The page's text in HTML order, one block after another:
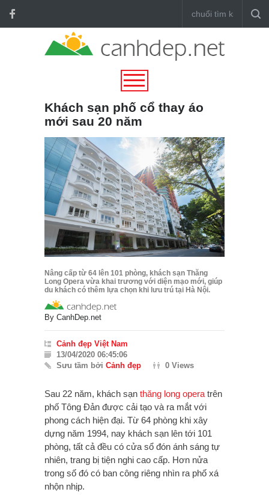
Khách sạn phố cổ thay áo
mới sau 20 năm
Nâng cấp từ 64 lên 101 phòng, khách sạn Thăng
Long Opera vừa khai trương với diện mạo mới, giúp
du khách có thêm lựa chọn khi lưu trú tại Hà Nội.
By CanhDep.net
Cảnh đẹp Việt Nam
13/04/2020 06:45:06
Sưu tầm bởi Cảnh đẹp 0 Views
Sau 22 năm, khách sạn thăng long opera trên
phố Tông Đản được cải tạo và ra mắt với
phong cách hiện đại. Từ 64 phòng khi xây
dựng năm 1994, nay khách sạn lên tới 101
phòng, tất cả đều có cửa sổ đón ánh sáng tự
nhiên, trang bị tiện nghi cao cấp. Hơn nửa
trong số đó có ban công riêng nhìn ra phố xá
nhộn nhịp.